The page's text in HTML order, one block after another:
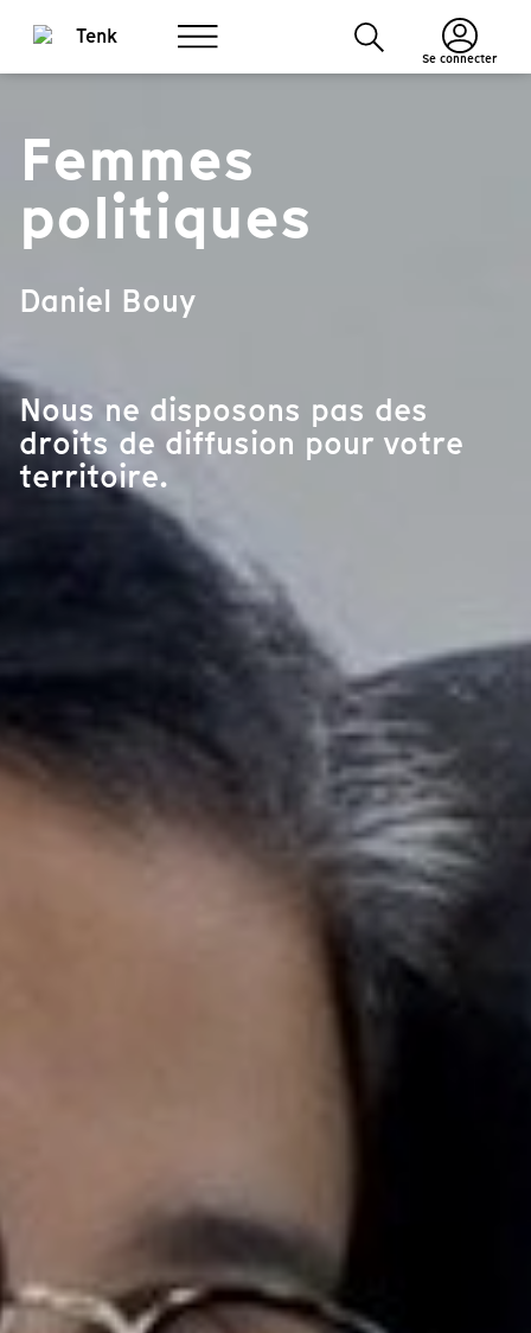
Se connecter
Femmes
politiques
Daniel Bouy
Nous ne disposons pas des
droits de diffusion pour votre
territoire.